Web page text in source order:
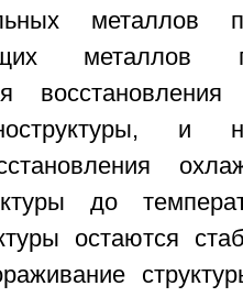
металлов
металлов
и
до
остаются